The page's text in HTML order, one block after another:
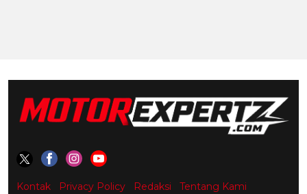
Kontak Privacy Policy Redaksi Tentang Kami